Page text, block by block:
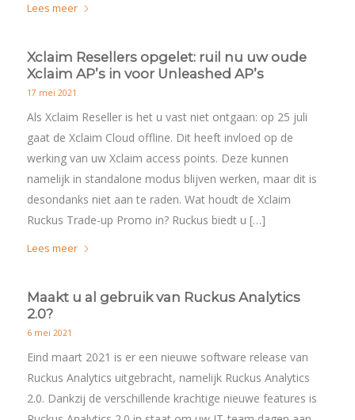
Lees meer
Xclaim Resellers opgelet: ruil nu uw oude
Xclaim AP’s in voor Unleashed AP’s
17 mei 2021
Als Xclaim Reseller is het u vast niet ontgaan: op 25 juli
gaat de Xclaim Cloud offline. Dit heeft invloed op de
werking van uw Xclaim access points. Deze kunnen
namelijk in standalone modus blijven werken, maar dit is
desondanks niet aan te raden. Wat houdt de Xclaim
Ruckus Trade-up Promo in? Ruckus biedt u […]
Lees meer
Maakt u al gebruik van Ruckus Analytics
2.0?
6 mei 2021
Eind maart 2021 is er een nieuwe software release van
Ruckus Analytics uitgebracht, namelijk Ruckus Analytics
2.0. Dankzij de verschillende krachtige nieuwe features is